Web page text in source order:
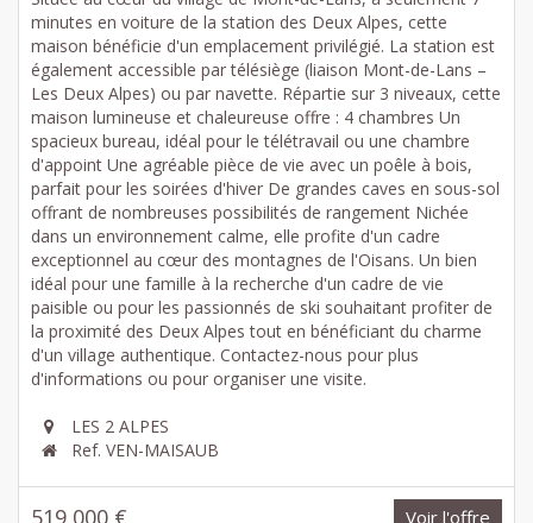
minutes en voiture de la station des Deux Alpes, cette
maison bénéficie d'un emplacement privilégié. La station est
également accessible par télésiège (liaison Mont-de-Lans –
Les Deux Alpes) ou par navette. Répartie sur 3 niveaux, cette
maison lumineuse et chaleureuse offre : 4 chambres Un
spacieux bureau, idéal pour le télétravail ou une chambre
d'appoint Une agréable pièce de vie avec un poêle à bois,
parfait pour les soirées d'hiver De grandes caves en sous-sol
offrant de nombreuses possibilités de rangement Nichée
dans un environnement calme, elle profite d'un cadre
exceptionnel au cœur des montagnes de l'Oisans. Un bien
idéal pour une famille à la recherche d'un cadre de vie
paisible ou pour les passionnés de ski souhaitant profiter de
la proximité des Deux Alpes tout en bénéficiant du charme
d'un village authentique. Contactez-nous pour plus
d'informations ou pour organiser une visite.
LES 2 ALPES
Ref. VEN-MAISAUB
Voir l'offre